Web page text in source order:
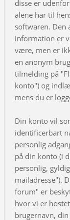
disse er
alene har til
softwaren. Den
information er
være, men er
en anonym
tilmelding på
konto") og
mens du er
Din konto vil
identificerbart
personlig
på din konto (i
personlig,
mailadresse").
forum" er
hvor vi er
brugernavn,